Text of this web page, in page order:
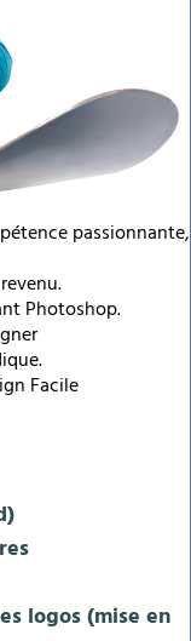
passionnante,
Photoshop.
Facile
logos (mise en